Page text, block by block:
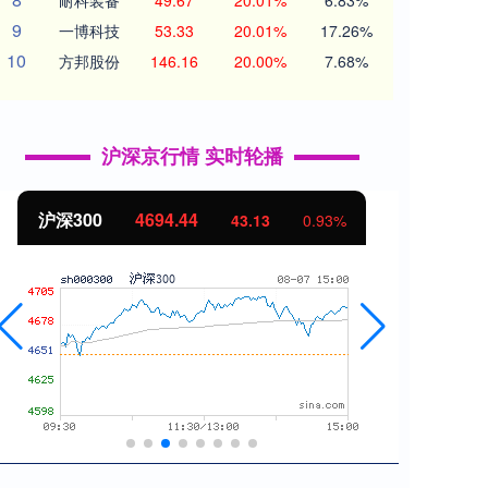
9 一博科技 53.33 20.01% 17.26%
10 方邦股份 146.16 20.00% 7.68%
沪深京行情 实时轮播
北证50 1134.24 11.37 1.01%